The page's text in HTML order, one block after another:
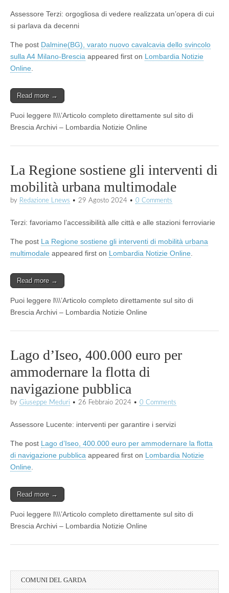
Assessore Terzi: orgogliosa di vedere realizzata un’opera di cui
si parlava da decenni
The post Dalmine(BG), varato nuovo cavalcavia dello svincolo
sulla A4 Milano-Brescia appeared first on Lombardia Notizie
Online
Read more →
Puoi leggere l\\\’Articolo completo direttamente sul sito di
Brescia Archivi – Lombardia Notizie Online
La Regione sostiene gli interventi di
mobilità urbana multimodale
by Redazione Lnews • 29 Agosto 2024 • 0 Comments
Terzi: favoriamo l’accessibilità alle città e alle stazioni ferroviarie
The post La Regione sostiene gli interventi di mobilità urbana
multimodale appeared first on Lombardia Notizie Online
Read more →
Puoi leggere l\\\’Articolo completo direttamente sul sito di
Brescia Archivi – Lombardia Notizie Online
Lago d’Iseo, 400.000 euro per
ammodernare la flotta di
navigazione pubblica
by Giuseppe Meduri • 26 Febbraio 2024 • 0 Comments
Assessore Lucente: interventi per garantire i servizi
The post Lago d’Iseo, 400.000 euro per ammodernare la flotta
di navigazione pubblica appeared first on Lombardia Notizie
Online
Read more →
Puoi leggere l\\\’Articolo completo direttamente sul sito di
Brescia Archivi – Lombardia Notizie Online
COMUNI DEL GARDA